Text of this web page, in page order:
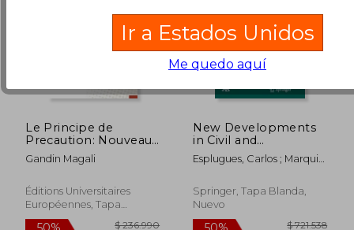
Le Principe de
Precaution: Nouveau
Fondement de
Responsabilite Civile?
Gandin Magali
Éditions Universitaires
Européennes, Tapa
Blanda, Nuevo
New Developments
in Civil and
Commercial
Mediation: Global
Perspectives (en
Inglés)
Esplugues, Carlos ; Marquis,
Springer, Tapa Blanda,
Nuevo
Ir a Estados Unidos
Me quedo aquí